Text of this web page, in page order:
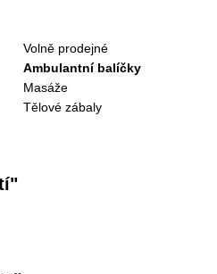
Volně prodejné
Ambulantní balíčky
Masáže
Tělové zábaly